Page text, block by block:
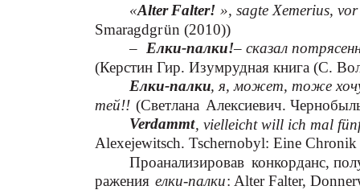
«Alter Falter! », sagte Xemerius,
Smaragdgrün (2010))
– Елки-палки!– сказал
(Керстин Гир. Изумрудная книга (С.
Елки-палки, я, может, тоже
тей!! (Светлана Алексиевич.
Verdammt, vielleicht will ich mal
Alexejewitsch. Tschernobyl: Eine
Проанализировав конкорданс,
ражения елки-палки: Alter Falter,